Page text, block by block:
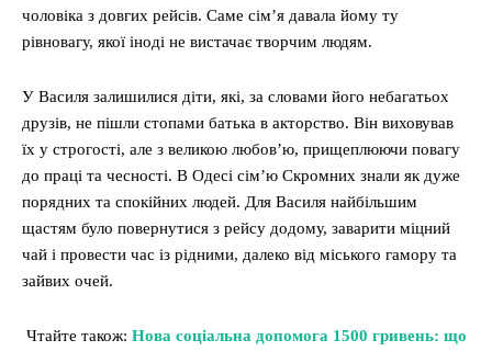
чоловіка з довгих рейсів. Саме сім’я давала йому ту
рівновагу, якої іноді не вистачає творчим людям.
У Василя залишилися діти, які, за словами його небагатьох
друзів, не пішли стопами батька в акторство. Він виховував
їх у строгості, але з великою любов’ю, прищеплюючи повагу
до праці та чесності. В Одесі сім’ю Скромних знали як дуже
порядних та спокійних людей. Для Василя найбільшим
щастям було повернутися з рейсу додому, заварити міцний
чай і провести час із рідними, далеко від міського гамору та
зайвих очей.
Чтайте також: Нова соціальна допомога 1500 гривень: що